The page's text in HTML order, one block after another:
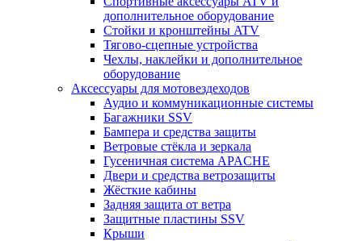
дополнительное оборудование
Стойки и кронштейны ATV
Тягово-сцепные устройства
Чехлы, наклейки и дополнительное
оборудование
Аксессуары для мотовездеходов
Аудио и коммуникационные системы
Багажники SSV
Бампера и средства защиты
Ветровые стёкла и зеркала
Гусеничная система APACHE
Двери и средства ветрозащиты
Жёсткие кабины
Задняя защита от ветра
Защитные пластины SSV
Крыши